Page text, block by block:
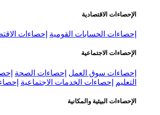
الإحصاءات الاقتصادية
إحصاءات الحسابات القومية إحصاءات
الإحصاءات الاجتماعية
إحصاءات سوق العمل إحصاءات الصحة
التعليم
إحصاءات الخدمات الاجتماعية
الإحصاءات البيئية والمكانية